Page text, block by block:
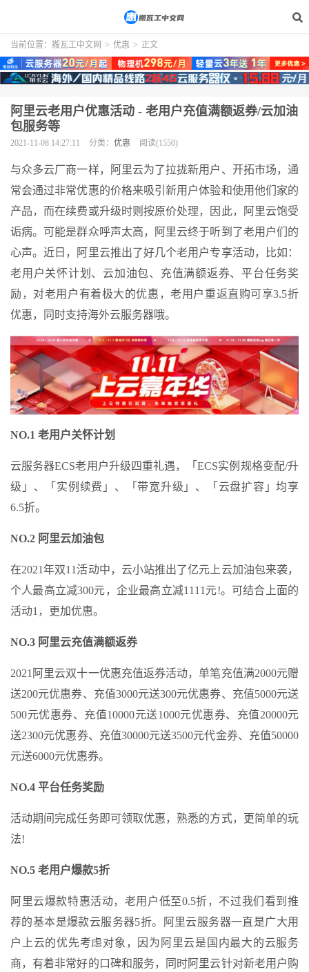
当前位置： 搬瓦工中文网 > 优惠 > 正文
阿里云老用户优惠活动 - 老用户充值满额返券/云加油
包服务等
2021-11-08 14:27:11 分类： 优惠 阅读(1550)
与众多云厂商一样，阿里云为了拉拢新用户、开拓市场，通
常会通过非常优惠的价格来吸引新用户体验和使用他们家的
产品，而在续费或升级时则按原价处理，因此，阿里云饱受
诟病。可能是群众呼声太高，阿里云终于听到了老用户们的
心声。近日，阿里云推出了好几个老用户专享活动，比如：
老用户关怀计划、云加油包、充值满额返券、平台任务奖
励，对老用户有着极大的优惠，老用户重返直购可享3.5折
优惠，同时支持海外云服务器哦。
NO.1 老用户关怀计划
云服务器ECS老用户升级四重礼遇，「ECS实例规格变配/升
级」、「实例续费」、「带宽升级」、「云盘扩容」均享
6.5折。
NO.2 阿里云加油包
在2021年双11活动中，云小站推出了亿元上云加油包来袭，
个人最高立减300元，企业最高立减1111元!。可结合上面的
活动1，更加优惠。
NO.3 阿里云充值满额返券
2021阿里云双十一优惠充值返券活动，单笔充值满2000元赠
送200元优惠券、充值3000元送300元优惠券、充值5000元送
500元优惠券、充值10000元送1000元优惠券、充值20000元
送2300元优惠券、充值30000元送3500元代金券、充值50000
元送6000元优惠券。
NO.4 平台任务奖励
活动期间完成任务即可领取优惠，熟悉的方式，更简单的玩
法!
NO.5 老用户爆款5折
阿里云爆款特惠活动，老用户低至0.5折，不过我们看到推
荐的基本是爆款云服务器5折。阿里云服务器一直是广大用
户上云的优先考虑对象，因为阿里云是国内最大的云服务
商，有着非常好的口碑和服务，同时阿里云针对新老用户购